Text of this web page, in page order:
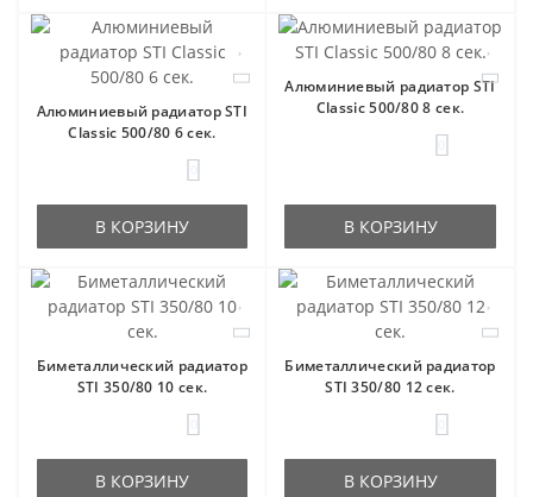
Алюминиевый радиатор STI
Classic 500/80 6 сек.
В КОРЗИНУ
Алюминиевый радиатор STI
Classic 500/80 8 сек.
В КОРЗИНУ
Биметаллический радиатор
STI 350/80 10 сек.
В КОРЗИНУ
Биметаллический радиатор
STI 350/80 12 сек.
В КОРЗИНУ